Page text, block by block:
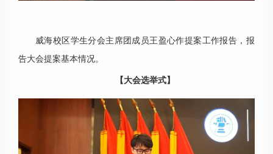
威海校区学生分会主席团成员王盈心作提案工作报告，报
告大会提案基本情况。
【大会选举式】